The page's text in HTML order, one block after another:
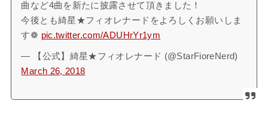
曲など4曲を新たに披露させて頂きました！
今後とも綺星★フィオレナードをよろしくお願いしま
す❁︎ pic.twitter.com/ADUHrYr1ym
— 【公式】綺星★フィオレナード (@StarFioreNerd)
March 26, 2018